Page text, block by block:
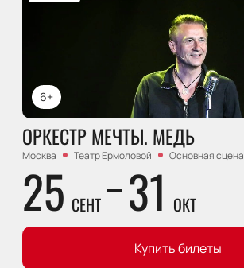
6+
ОРКЕСТР МЕЧТЫ. МЕДЬ
Москва Театр Ермоловой Основная сцена
25 СЕНТ 31 ОКТ
Купить билеты